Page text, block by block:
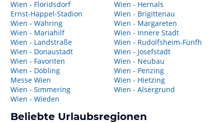
Wien - Floridsdorf
Ernst-Happel-Stadion
Wien - Währing
Wien - Mariahilf
Wien - Landstraße
Wien - Donaustadt
Wien - Favoriten
Wien - Döbling
Messe Wien
Wien - Simmering
Wien - Wieden
Wien - Hernals
Wien - Brigittenau
Wien - Margareten
Wien - Innere Stadt
Wien - Rudolfsheim-Fünfh
Wien - Josefstadt
Wien - Neubau
Wien - Penzing
Wien - Hietzing
Wien - Alsergrund
Beliebte Urlaubsregionen